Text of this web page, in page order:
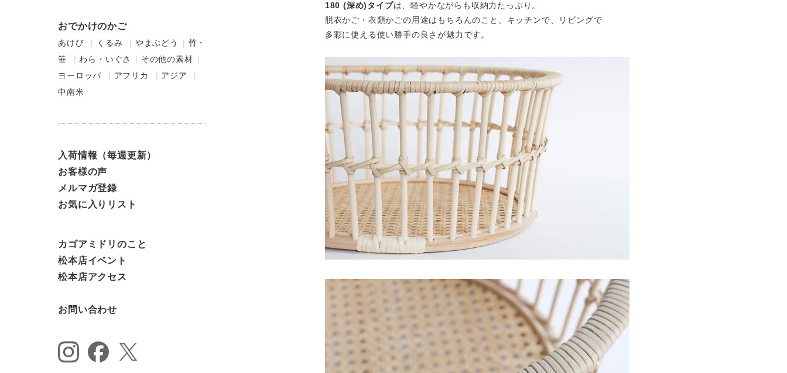
180 (深め)タイプは、軽やかながらも収納力たっぷり。
脱衣かご・衣類かごの用途はもちろんのこと、キッチンで、リビングで
多彩に使える使い勝手の良さが魅力です。
おでかけのかご
あけび くるみ やまぶどう
竹・
笹
わら・いぐさ
その他の素材
ヨーロッパ
アフリカ
アジア
中南米
入荷情報（毎週更新）
お客様の声
メルマガ登録
お気に入りリスト
カゴアミドリのこと
松本店イベント
松本店アクセス
お問い合わせ